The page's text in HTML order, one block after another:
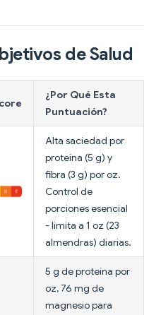
de Salud
¿Por Qué Esta
Puntuación?
Alta saciedad por
proteína (5 g) y
fibra (3 g) por oz.
Control de
porciones esencial
- limita a 1 oz (23
almendras) diarias.
5 g de proteína por
oz, 76 mg de
magnesio para